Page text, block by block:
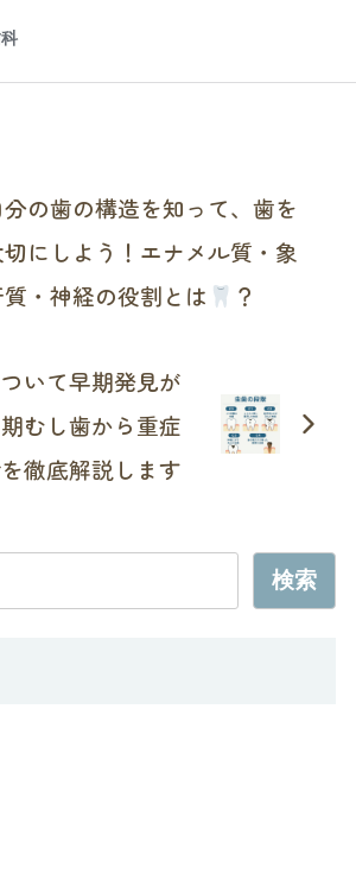
分の歯の構造を知って、歯を
にしよう！エナメル質・象
・神経の役割とは
？
いて早期発見が
むし歯から重症
徹底解説します
検索